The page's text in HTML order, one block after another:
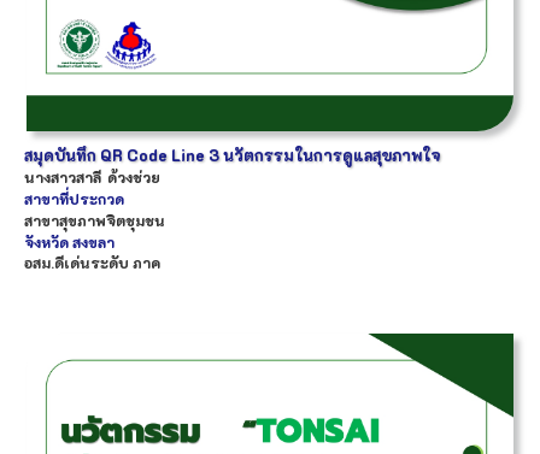
สมุดบันทึก QR Code Line 3 นวัตกรรมในการดูแลสุขภาพใจ
นางสาวสาลี ด้วงช่วย
สาขาที่ประกวด
สาขาสุขภาพจิตชุมชน
จังหวัดสงขลา
อสม.ดีเด่นระดับ ภาค